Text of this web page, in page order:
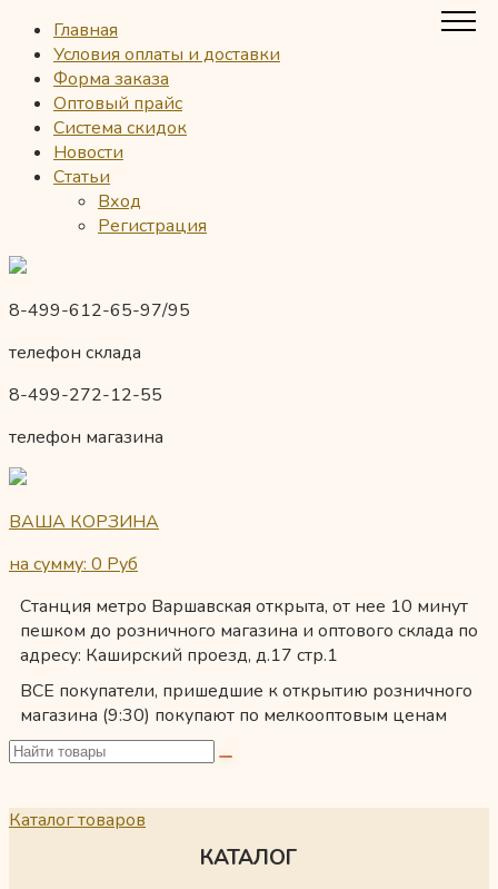
Главная
Условия оплаты и доставки
Форма заказа
Оптовый прайс
Система скидок
Новости
Статьи
Вход
Регистрация
8-499-612-65-97/95
телефон склада
8-499-272-12-55
телефон магазина
ВАША КОРЗИНА
на сумму: 0 Руб
Станция метро Варшавская открыта, от нее 10 минут
пешком до розничного магазина и оптового склада по
адресу: Каширский проезд, д.17 стр.1
ВСЕ покупатели, пришедшие к открытию розничного
магазина (9:30) покупают по мелкооптовым ценам
Каталог товаров
КАТАЛОГ